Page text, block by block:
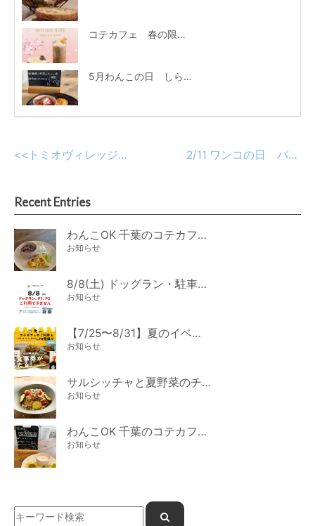
コテカフェ 春の限定ドリンクメニュー登場！
5月わんこの日 しらすとトマトのショートパスタ
2/11 ワンコの日 バレンタイン特別メニュー
<< トミオヴィレッジ高品でピクニックランチしませんか？
Recent Entries
わんこOK 千葉のコテカフェ 8月わんこの日 オートミールdeローストビーフライス
お知らせ
8/8(土) ドッグラン・駐車場ご利用のお知らせ
お知らせ
【7/25〜8/31】夏のイベント開催
お知らせ
サルシッチャと夏野菜のチーズパスタ期間限定新メニュー登場！
お知らせ
わんこOK 千葉のコテカフェ 7月わんこの日 白身魚とカラフルやさいのオムレツ
お知らせ